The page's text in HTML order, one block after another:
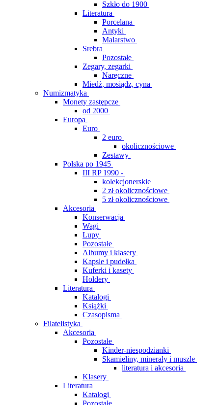
Szkło do 1900
Literatura
Porcelana
Antyki
Malarstwo
Srebra
Pozostałe
Zegary, zegarki
Naręczne
Miedź, mosiądz, cyna
Numizmatyka
Monety zastępcze
od 2000
Europa
Euro
2 euro
okolicznościowe
Zestawy
Polska po 1945
III RP 1990 -
kolekcjonerskie
2 zł okolicznościowe
5 zł okolicznościowe
Akcesoria
Konserwacja
Wagi
Lupy
Pozostałe
Albumy i klasery
Kapsle i pudełka
Kuferki i kasety
Holdery
Literatura
Katalogi
Książki
Czasopisma
Filatelistyka
Akcesoria
Pozostałe
Kinder-niespodzianki
Skamieliny, minerały i muszle
literatura i akcesoria
Klasery
Literatura
Katalogi
Pozostałe